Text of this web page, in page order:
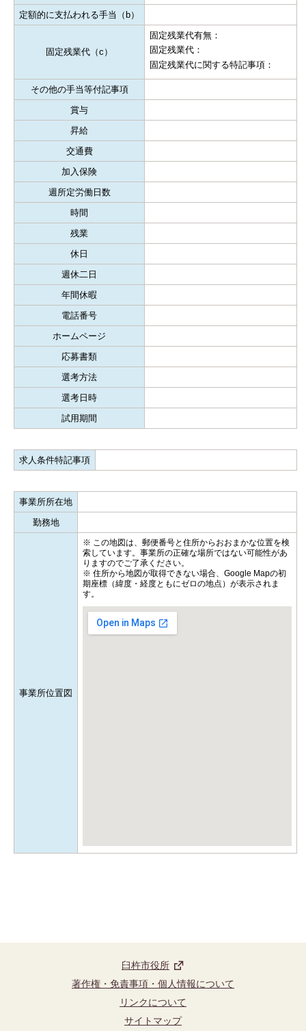
定額的に支払われる手当（b）
固定残業代（c）
固定残業代有無：
固定残業代：
固定残業代に関する特記事項：
その他の手当等付記事項
賞与
昇給
交通費
加入保険
週所定労働日数
時間
残業
休日
週休二日
年間休暇
電話番号
ホームページ
応募書類
選考方法
選考日時
試用期間
求人条件特記事項
事業所所在地
勤務地
事業所位置図
※ この地図は、郵便番号と住所からおおまかな位置を検
索しています。事業所の正確な場所ではない可能性があ
りますのでご了承ください。
※ 住所から地図が取得できない場合、Google Mapの初
期座標（緯度・経度ともにゼロの地点）が表示されま
す。
臼杵市役所
著作権・免責事項・個人情報について
リンクについて
サイトマップ